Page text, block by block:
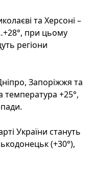
та Херсоні –
при цьому
регіони
Запоріжжя та
температура +25°,
України стануть
(+30°),